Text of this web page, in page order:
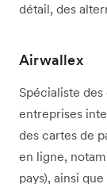
détail, des
Airwallex
Spécialiste
entreprises
des cartes de
en ligne,
pays), ainsi